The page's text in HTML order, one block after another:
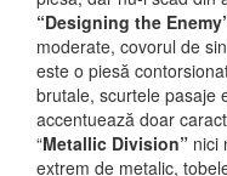
“Designing the
moderate, covorul de
este o piesă
brutale, scurtele pasaje
accentuează doar
“Metallic Division” nici
extrem de metalic,